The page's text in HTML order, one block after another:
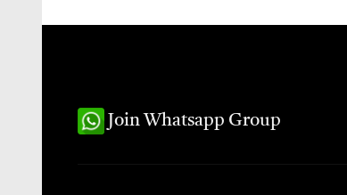
Join Whatsapp Group